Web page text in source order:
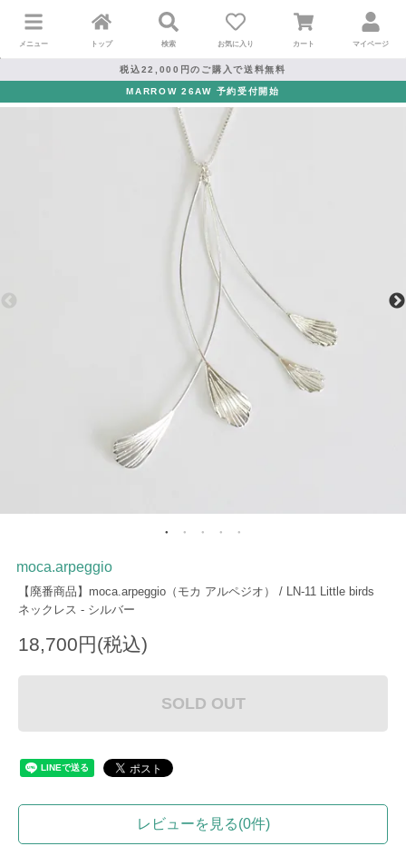
メニュー トップ 検索 お気に入り カート マイページ
税込22,000円のご購入で送料無料
MARROW 26AW 予約受付開始
moca.arpeggio
【廃番商品】moca.arpeggio（モカ アルペジオ） / LN-11 Little birds
ネックレス - シルバー
18,700円(税込)
SOLD OUT
レビューを見る(0件)